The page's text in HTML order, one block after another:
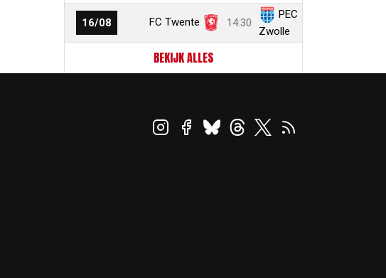
16/08 FC Twente 14:30
PEC
Zwolle
BEKIJK ALLES